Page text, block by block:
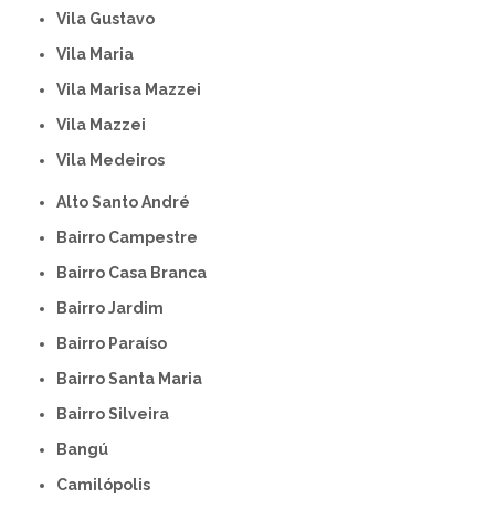
Vila Gustavo
Vila Maria
Vila Marisa Mazzei
Vila Mazzei
Vila Medeiros
Alto Santo André
Bairro Campestre
Bairro Casa Branca
Bairro Jardim
Bairro Paraíso
Bairro Santa Maria
Bairro Silveira
Bangú
Camilópolis